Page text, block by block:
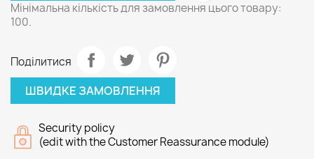
Мінімальна кількість для замовлення цього товару:
100.
Поділитися
ШВИДКЕ ЗАМОВЛЕННЯ
Security policy
(edit with the Customer Reassurance module)